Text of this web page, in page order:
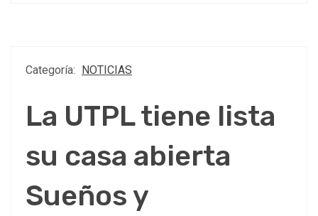
Categoría: NOTICIAS
La UTPL tiene lista
su casa abierta
Sueños y